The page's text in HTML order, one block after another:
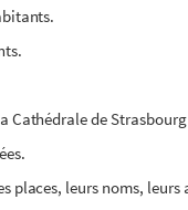
Cathédrale de
places, leurs noms,